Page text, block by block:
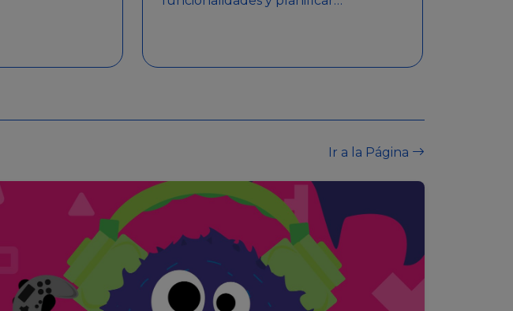
Ir a la Página